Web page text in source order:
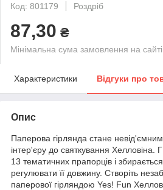
Код: 801179
Роздріб
87,30 ₴
Мінімальна сума замовлення на
Характеристики Відгуки про
Опис
Паперова гірлянда стане
інтер'єру до святкування Хелловіна.
13 тематичних прапорців і
регулювати її довжину. Створіть
паперової гірляндою Yes! Fun